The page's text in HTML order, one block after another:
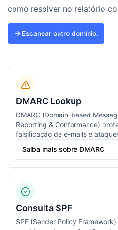
como resolver no relatório
Escanear outro domínio.
DMARC Lookup
DMARC (Domain-based
Reporting & Conformance)
falsificação de e-mails e
Saiba mais sobre DMARC
Consulta SPF
SPF (Sender Policy